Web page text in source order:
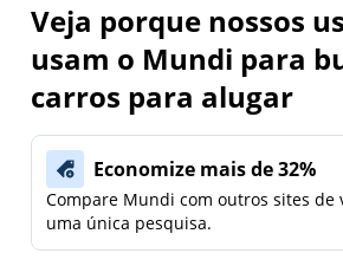
Veja porque nossos
usam o Mundi para
carros para alugar
Economize mais de 32%
Compare Mundi com outros sites de
uma única pesquisa.